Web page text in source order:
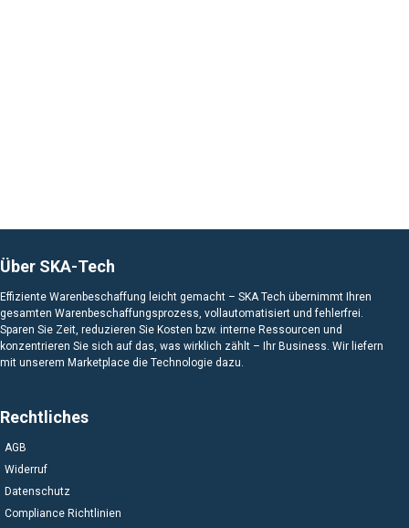
Über SKA-Tech
Effiziente Warenbeschaffung leicht gemacht – SKA Tech übernimmt Ihren
gesamten Warenbeschaffungsprozess, vollautomatisiert und fehlerfrei.
Sparen Sie Zeit, reduzieren Sie Kosten bzw. interne Ressourcen und
konzentrieren Sie sich auf das, was wirklich zählt – Ihr Business. Wir liefern
mit unserem Marketplace die Technologie dazu.
Rechtliches
AGB
Widerruf
Datenschutz
Compliance Richtlinien